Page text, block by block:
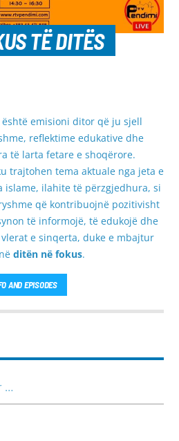
TË DITËS
emisioni ditor që ju sjell
reflektime edukative dhe
të larta fetare e shoqërore.
trajtohen tema aktuale nga jeta e
islame, ilahite të përzgjedhura, si
që kontribuojnë pozitivisht
të informojë, të edukojë dhe
e sinqerta, duke e mbajtur
ditën në fokus.
AND EPISODES